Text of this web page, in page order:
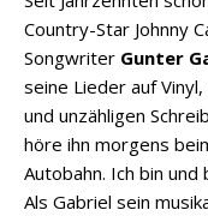
Country-Star Johnny
Songwriter Gunter
seine Lieder auf
und unzähligen
höre ihn morgens
Autobahn. Ich bin
Als Gabriel sein